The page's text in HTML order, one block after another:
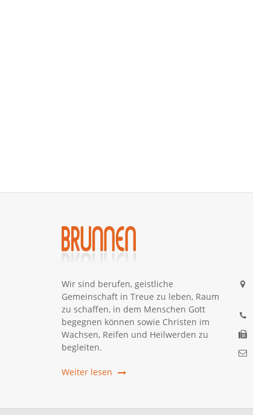
Wir sind berufen, geistliche
Gemeinschaft in Treue zu leben, Raum
zu schaffen, in dem Menschen Gott
begegnen können sowie Christen im
Wachsen, Reifen und Heilwerden zu
begleiten.
Weiter lesen